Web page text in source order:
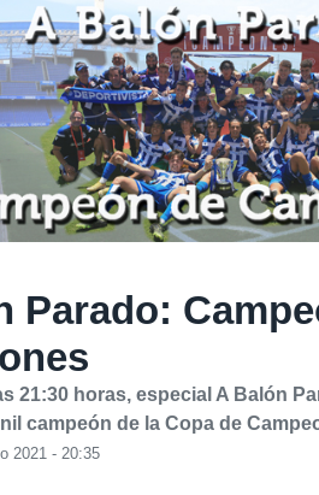
Parado:
21:30 horas, especial A Balón
campeón de la Copa de
2021 - 20:35